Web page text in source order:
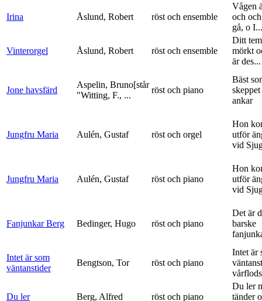
Irina Åslund, Robert röst och ensemble
Vågen
och
gå, o I...
Vinterorgel Åslund, Robert röst och ensemble
Ditt
mörkt
är des...
Jone havsfärd
Aspelin, Bruno[står
"Witting, F., ...
röst och piano
Bäst
ankar
Jungfru Maria Aulén, Gustaf röst och orgel
Hon
utför
vid
Jungfru Maria Aulén, Gustaf röst och piano
Hon
utför
vid
Fanjunkar Berg Bedinger, Hugo röst och piano
Det är
barske
Intet är som
väntanstider
Bengtson, Tor röst och piano
Intet är
Du ler Berg, Alfred röst och piano
Du ler
tänder